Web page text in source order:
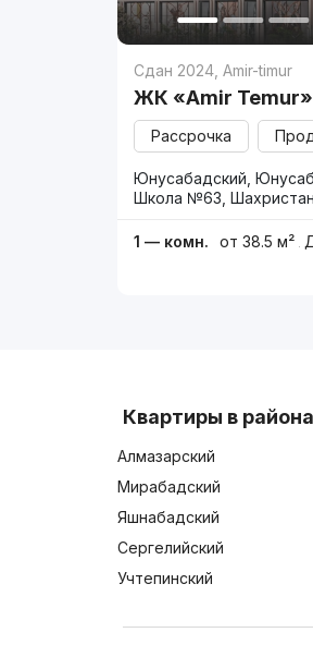
Сдан 2024 ,Amir-timur
ЖК «Amir Temur»
Рассрочка
Юнусабадский,
Школа №63,
1 — комн. от 38.5 м²
Квартиры в
Алмазарский
Мирабадский
Яшнабадский
Сергелийский
Учтепинский